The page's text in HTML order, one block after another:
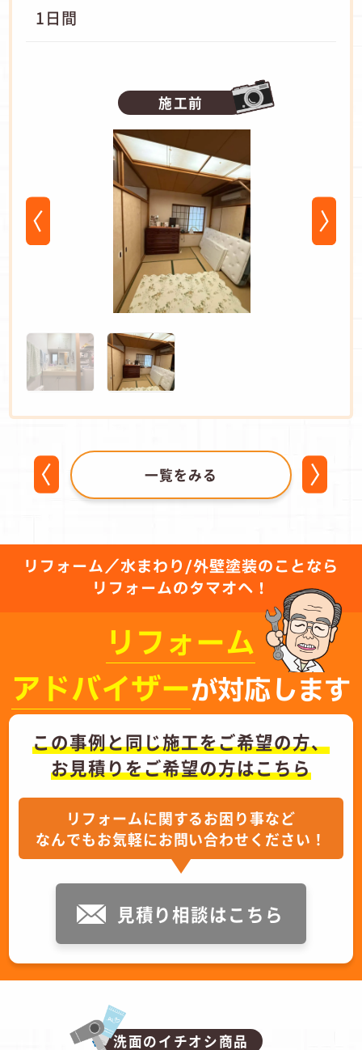
1日間
施工前
一覧をみる
リフォーム／水まわり/外壁塗装のことなら
リフォームのタマオへ！
リフォーム
アドバイザーが対応します
この事例と同じ施工をご希望の方、
お見積りをご希望の方はこちら
リフォームに関するお困り事など
なんでもお気軽にお問い合わせください！
見積り相談はこちら
洗面のイチオシ商品